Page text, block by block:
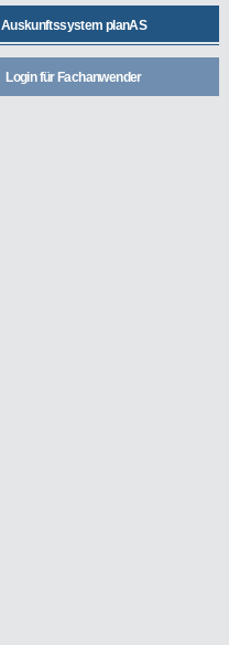
Auskunftssystem planAS
Login für Fachanwender